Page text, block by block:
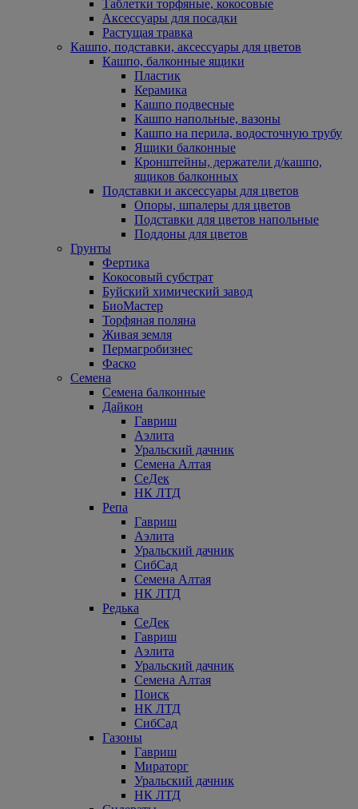
Таблетки торфяные, кокосовые
Аксессуары для посадки
Растущая травка
Кашпо, подставки, аксессуары для цветов
Кашпо, балконные ящики
Пластик
Керамика
Кашпо подвесные
Кашпо напольные, вазоны
Кашпо на перила, водосточную трубу
Ящики балконные
Кронштейны, держатели д/кашпо,
ящиков балконных
Подставки и аксессуары для цветов
Опоры, шпалеры для цветов
Подставки для цветов напольные
Поддоны для цветов
Грунты
Фертика
Кокосовый субстрат
Буйский химический завод
БиоМастер
Торфяная поляна
Живая земля
Пермагробизнес
Фаско
Семена
Семена балконные
Дайкон
Гавриш
Аэлита
Уральский дачник
Семена Алтая
СеДек
НК ЛТД
Репа
Гавриш
Аэлита
Уральский дачник
СибСад
Семена Алтая
НК ЛТД
Редька
СеДек
Гавриш
Аэлита
Уральский дачник
Семена Алтая
Поиск
НК ЛТД
СибСад
Газоны
Гавриш
Мираторг
Уральский дачник
НК ЛТД